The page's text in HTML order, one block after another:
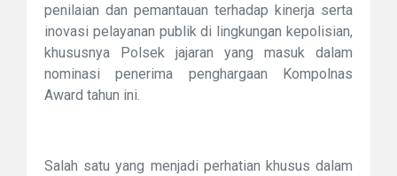
penilaian dan pemantauan terhadap kinerja serta
inovasi pelayanan publik di lingkungan kepolisian,
khususnya Polsek jajaran yang masuk dalam
nominasi penerima penghargaan Kompolnas
Award tahun ini.
Salah satu yang menjadi perhatian khusus dalam